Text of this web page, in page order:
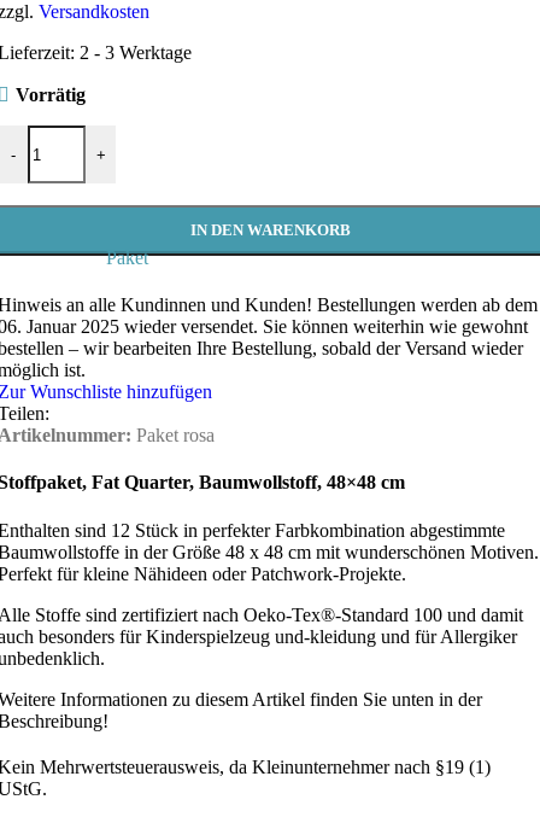
Versandkosten
2 - 3 Werktage
Vorrätig
-
4 x Baumwollstoff 50 × 144 cm Menge
+
Paket
IN DEN WARENKORB
an alle Kundinnen und Kunden! Bestellungen werden ab dem
Januar 2025 wieder versendet. Sie können weiterhin wie gewohnt
– wir bearbeiten Ihre Bestellung, sobald der Versand wieder
ist.
Wunschliste hinzufügen
Paket rosa
Fat Quarter, Baumwollstoff, 48×48 cm
sind 12 Stück in perfekter Farbkombination abgestimmte
in der Größe 48 x 48 cm mit wunderschönen Motiven.
für kleine Nähideen oder Patchwork-Projekte.
Stoffe sind zertifiziert nach Oeko-Tex®-Standard 100 und damit
besonders für Kinderspielzeug und-kleidung und für Allergiker
Informationen zu diesem Artikel finden Sie unten in der
Mehrwertsteuerausweis, da Kleinunternehmer nach §19 (1)